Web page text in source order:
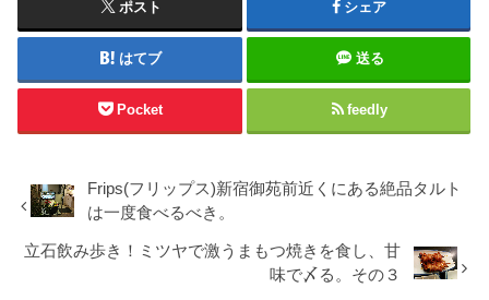
ポスト シェア
はてブ 送る
Pocket feedly
Frips(フリップス)新宿御苑前近くにある絶品タルト
は一度食べるべき。
立石飲み歩き！ミツヤで激うまもつ焼きを食し、甘
味で〆る。その３